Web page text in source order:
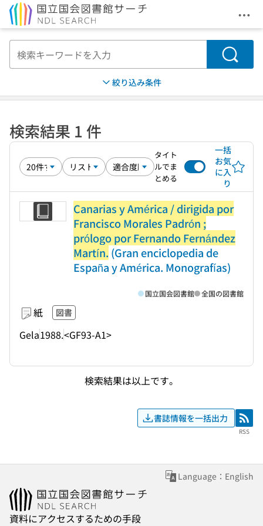
メ
検索
絞り込み条件
検索結果 1 件
タイト
ルでま
とめる
一括
お気
に入
り
Canarias y América / dirigida por
Francisco Morales Padrón ;
prólogo por Fernando Fernández
Martín. (Gran enciclopedia de
España y América. Monografías)
紙 図書
Gela1988.<GF93-A1>
国立国会図書館 全国の図書館
検索結果は以上です。
書誌情報を一括出力 RSS
RSS
Language：English
資料にアクセスするための手段